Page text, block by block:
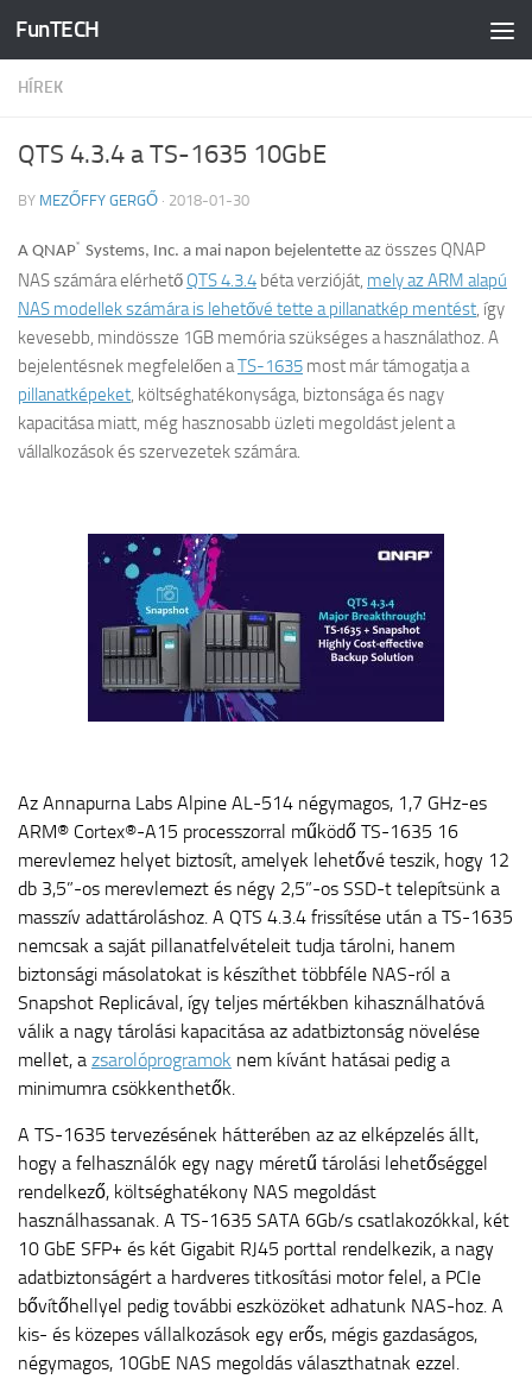
Skip to content
FunTECH
HÍREK
QTS 4.3.4 a TS-1635 10GbE
BY MEZŐFFY GERGŐ · 2018-01-30
A QNAP® Systems, Inc. a mai napon bejelentette az összes QNAP
NAS számára elérhető QTS 4.3.4 béta verzióját, mely az ARM alapú
NAS modellek számára is lehetővé tette a pillanatkép mentést, így
kevesebb, mindössze 1GB memória szükséges a használathoz. A
bejelentésnek megfelelően aTS-1635 most már támogatja a
pillanatképeket, költséghatékonysága, biztonsága és nagy
kapacitása miatt, még hasznosabb üzleti megoldást jelent a
vállalkozások és szervezetek számára.
Az Annapurna Labs Alpine AL-514 négymagos, 1,7 GHz-es
ARM® Cortex®-A15 processzorral működő TS-1635 16
merevlemez helyet biztosít, amelyek lehetővé teszik, hogy 12
db 3,5”-os merevlemezt és négy 2,5”-os SSD-t telepítsünk a
masszív adattároláshoz. A QTS 4.3.4 frissítése után a TS-1635
nemcsak a saját pillanatfelvételeit tudja tárolni, hanem
biztonsági másolatokat is készíthet többféle NAS-ról a
Snapshot Replicával, így teljes mértékben kihasználhatóvá
válik a nagy tárolási kapacitása az adatbiztonság növelése
mellet, a zsarolóprogramok nem kívánt hatásai pedig a
minimumra csökkenthetők.
A TS-1635 tervezésének hátterében az az elképzelés állt,
hogy a felhasználók egy nagy méretű tárolási lehetőséggel
rendelkező, költséghatékony NAS megoldást
használhassanak. A TS-1635 SATA 6Gb/s csatlakozókkal, két
10 GbE SFP+ és két Gigabit RJ45 porttal rendelkezik, a nagy
adatbiztonságért a hardveres titkosítási motor felel, a PCIe
bővítőhellyel pedig további eszközöket adhatunk NAS-hoz. A
kis- és közepes vállalkozások egy erős, mégis gazdaságos,
négymagos, 10GbE NAS megoldás választhatnak ezzel.